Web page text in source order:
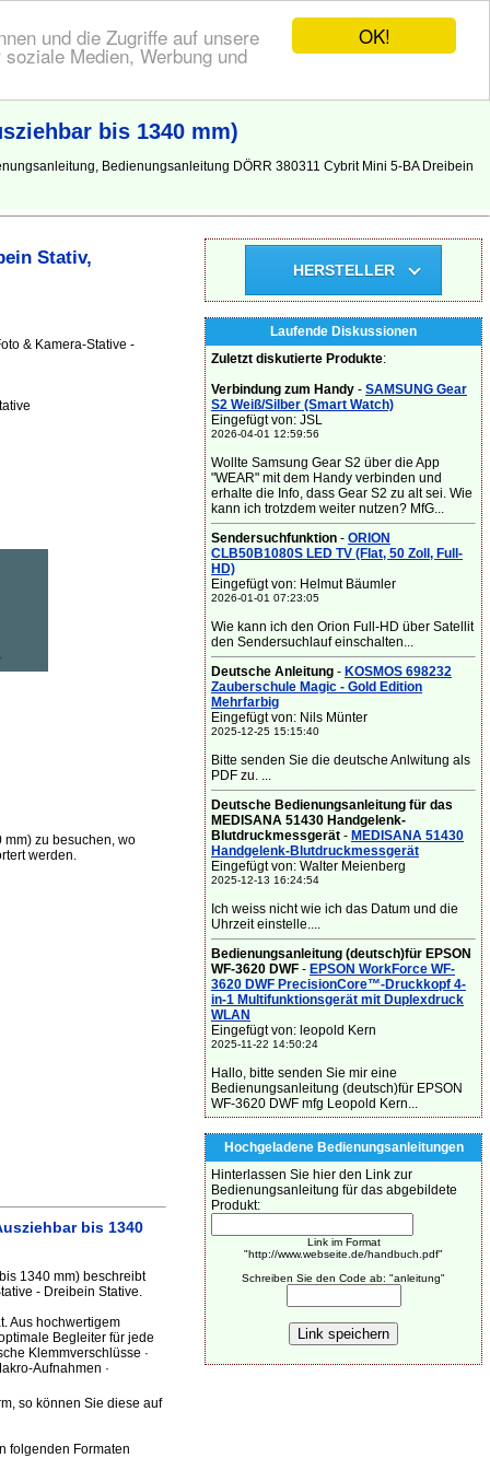
OK!
und die Zugriffe auf unsere
Medien, Werbung und
bis 1340 mm)
Bedienungsanleitung DÖRR 380311 Cybrit Mini 5-BA Dreibein
Stativ,
& Kamera-Stative -
zu besuchen, wo
werden.
bis 1340
1340 mm) beschreibt
- Dreibein Stative.
Aus hochwertigem
Begleiter für jede
Klemmverschlüsse ·
Aufnahmen ·
so können Sie diese auf
folgenden Formaten
HERSTELLER
Laufende Diskussionen
Zuletzt diskutierte Produkte:
Verbindung zum Handy - SAMSUNG Gear
S2 Weiß/Silber (Smart Watch)
Eingefügt von: JSL
2026-04-01 12:59:56
Wollte Samsung Gear S2 über die App
"WEAR" mit dem Handy verbinden und
erhalte die Info, dass Gear S2 zu alt sei. Wie
kann ich trotzdem weiter nutzen? MfG...
Sendersuchfunktion - ORION
CLB50B1080S LED TV (Flat, 50 Zoll, Full-
HD)
Eingefügt von: Helmut Bäumler
2026-01-01 07:23:05
Wie kann ich den Orion Full-HD über Satellit
den Sendersuchlauf einschalten...
Deutsche Anleitung - KOSMOS 698232
Zauberschule Magic - Gold Edition
Mehrfarbig
Eingefügt von: Nils Münter
2025-12-25 15:15:40
Bitte senden Sie die deutsche Anlwitung als
PDF zu. ...
Deutsche Bedienungsanleitung für das
MEDISANA 51430 Handgelenk-
Blutdruckmessgerät - MEDISANA 51430
Handgelenk-Blutdruckmessgerät
Eingefügt von: Walter Meienberg
2025-12-13 16:24:54
Ich weiss nicht wie ich das Datum und die
Uhrzeit einstelle....
Bedienungsanleitung (deutsch)für EPSON
WF-3620 DWF - EPSON WorkForce WF-
3620 DWF PrecisionCore™-Druckkopf 4-
in-1 Multifunktionsgerät mit Duplexdruck
WLAN
Eingefügt von: leopold Kern
2025-11-22 14:50:24
Hallo, bitte senden Sie mir eine
Bedienungsanleitung (deutsch)für EPSON
WF-3620 DWF mfg Leopold Kern...
Hochgeladene Bedienungsanleitungen
Hinterlassen Sie hier den Link zur
Bedienungsanleitung für das abgebildete
Produkt:
Link im Format
"http://www.webseite.de/handbuch.pdf"
Schreiben Sie den Code ab: "anleitung"